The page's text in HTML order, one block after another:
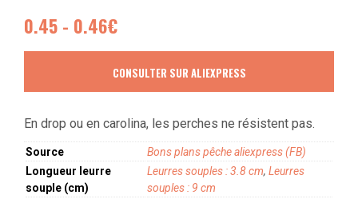
0.45 - 0.46€
CONSULTER SUR ALIEXPRESS
En drop ou en carolina, les perches ne résistent pas.
Source
Bons plans pêche aliexpress (FB)
Longueur leurre
souple (cm)
Leurres souples : 3.8 cm, Leurres
souples : 9 cm